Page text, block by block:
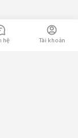
hệ Tài khoản